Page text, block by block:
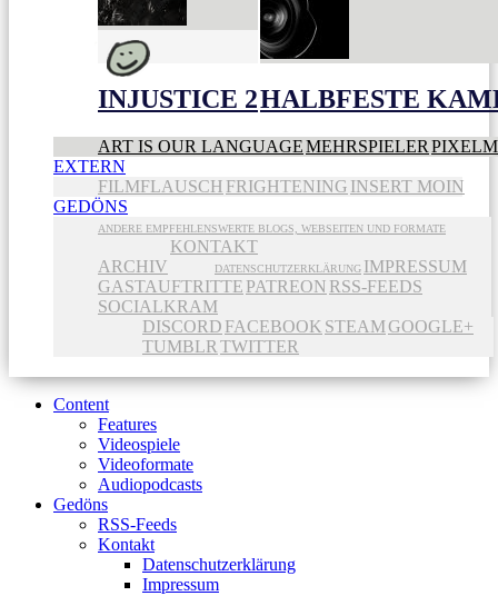
INJUSTICE 2HALBFESTE
ART IS OUR LANGUAGEMEHRSPIELER
EXTERN
FILMFLAUSCH FRIGHTENING INSERT MOIN
GEDÖNS
ANDERE EMPFEHLENSWERTE BLOGS, WEBSEITEN UND FORMATE
ARCHIV
KONTAKT
DATENSCHUTZERKLÄRUNG IMPRESSUM
GASTAUFTRITTE PATREON RSS-FEEDS
SOCIALKRAM
DISCORD FACEBOOK STEAMGOOGLE+
TUMBLR TWITTER
Content
Features
Videospiele
Videoformate
Audiopodcasts
Gedöns
RSS-Feeds
Kontakt
Datenschutzerklärung
Impressum